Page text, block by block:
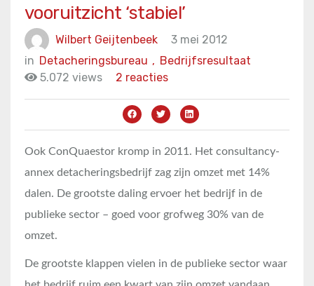
vooruitzicht ‘stabiel’
Wilbert Geijtenbeek
3 mei 2012
in
Bedrijfsresultaat
Detacheringsbureau ,
5.072 views
2 reacties
Ook ConQuaestor kromp in 2011. Het consultancy-
annex detacheringsbedrijf zag zijn omzet met 14%
dalen. De grootste daling ervoer het bedrijf in de
publieke sector – goed voor grofweg 30% van de
omzet.
De grootste klappen vielen in de publieke sector waar